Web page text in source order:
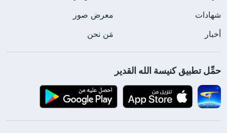
شهادات
معرض صور
أخبار
مَن نحن
حمِّل تطبيق كنيسة الله القدير